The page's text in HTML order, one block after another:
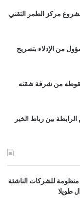
مشروع مركز الطمر التقني
من الإدلاء بتصريح
من شرفة شقته
بين رباط الخير
المغرب ضمن أفضل 100 منظومة للشركات الناشئة
طويلا